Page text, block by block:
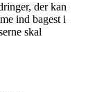
der kan
ind bagest i
skal